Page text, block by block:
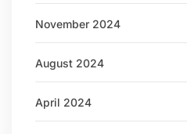
November 2024
August 2024
April 2024